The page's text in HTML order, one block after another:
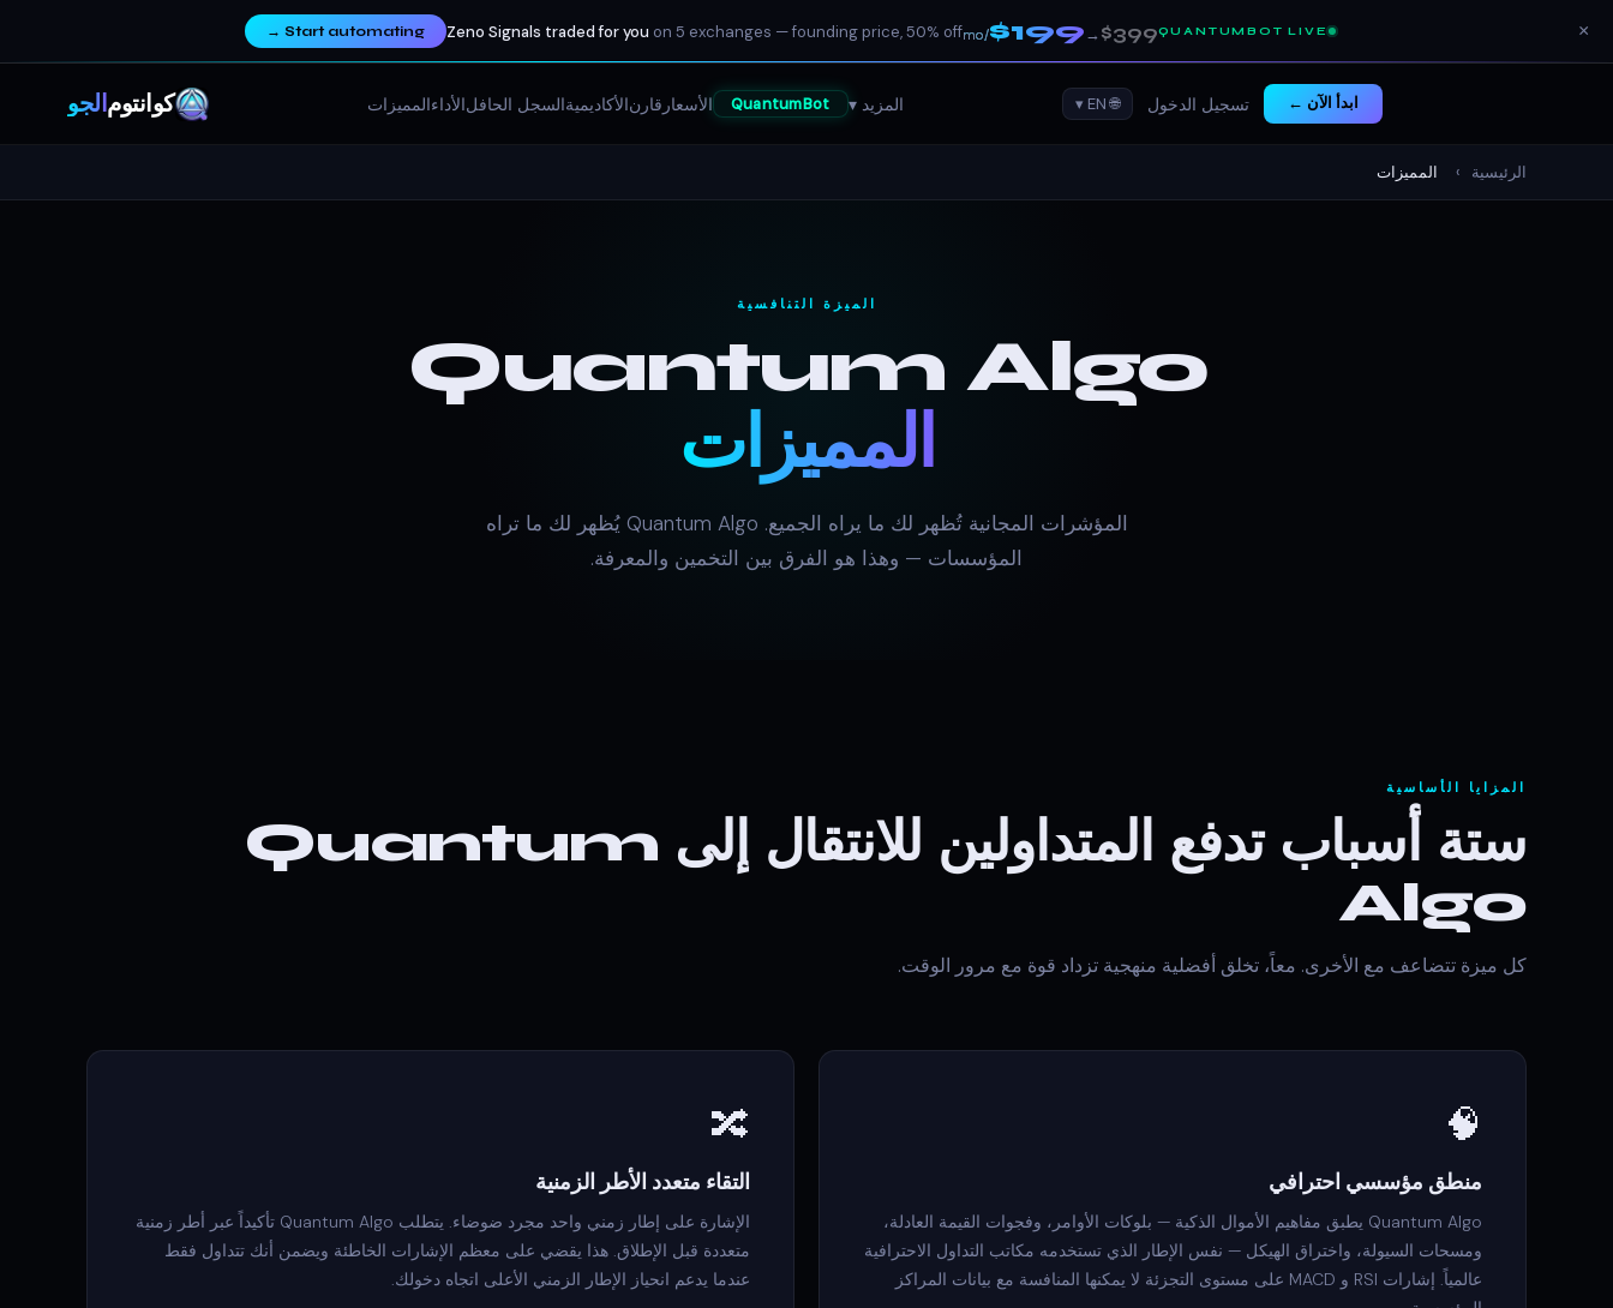
QUANTUMBOT LIVE
$399
→
$199
/mo
Zeno Signals traded for you on 5 exchanges — founding price, 50% off
Start automating
→ ×
كوانتوم ألجو المميزاتالأداءالسجل الحافلالأكاديميةقارن الأسعار QuantumBot المزيد ▾ 🌐 EN ▾ تسجيل الدخول ابدأ الآن ←
الرئيسية › المميزات
الميزة التنافسية
Quantum Algo
المميزات
المؤشرات المجانية تُظهر لك ما يراه الجميع. Quantum Algo يُظهر لك ما تراه
المؤسسات — وهذا هو الفرق بين التخمين والمعرفة.
المزايا الأساسية
ستة أسباب تدفع المتداولين للانتقال إلى Quantum
Algo
كل ميزة تتضاعف مع الأخرى. معاً، تخلق أفضلية منهجية تزداد قوة مع مرور الوقت.
🧠
منطق مؤسسي احترافي
Quantum Algo يطبق مفاهيم الأموال الذكية — بلوكات الأوامر، وفجوات القيمة العادلة،
ومسحات السيولة، واختراق الهيكل — نفس الإطار الذي تستخدمه مكاتب التداول الاحترافية
عالمياً. إشارات RSI و MACD على مستوى التجزئة لا يمكنها المنافسة مع بيانات المراكز
🔀
التقاء متعدد الأطر الزمنية
الإشارة على إطار زمني واحد مجرد ضوضاء. يتطلب Quantum Algo تأكيداً عبر أطر زمنية
متعددة قبل الإطلاق. هذا يقضي على معظم الإشارات الخاطئة ويضمن أنك تتداول فقط
عندما يدعم انحياز الإطار الزمني الأعلى اتجاه دخولك.